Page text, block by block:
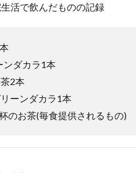
活で飲んだものの記録
ンダカラ1本
2本
ーンダカラ1本
のお茶(毎食提供されるもの)